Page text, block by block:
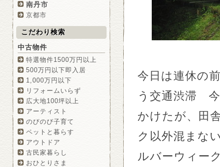
今日は連休の
う交通渋滞
かけたが、田
ク以外混まな
ルバーウィー
南丹市
京都市
こだわり検索
中古物件
特選物件1500万円以上
500万円以下即入居
1,000万円以下
リフォームいらず
広大地100坪以上
アーティスト
のびのび子育て
ペットと暮らす
アウトドア
古民家暮らし
おひとりさま